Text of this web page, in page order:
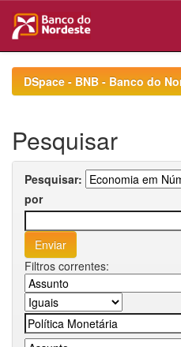
navigationDSpace - BNB - Banco do
Pesquisar
Pesquisar:
por
Filtros correntes: